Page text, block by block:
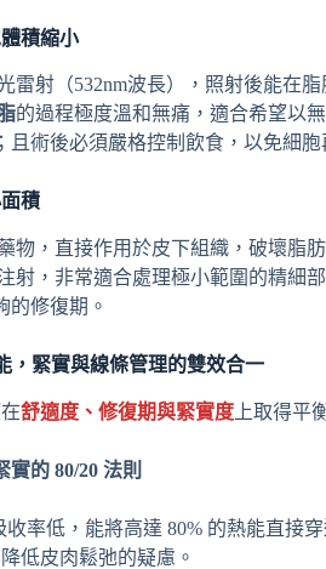
積縮小
雷射（532nm波長），照射後能在
的過程極度溫和無痛，適合希望以
且術後必須嚴格控制飲食，以免細胞
積
物，直接作用於皮下組織，破壞脂
射，非常適合處理極小範圍的精細
的修復期。
，緊實與線條管理的雙效合一
舒適度、修復期與緊實度 上取得平
的 80/20 法則
收率低，能將高達 80% 的熱能直接
低皮肉鬆弛的疑慮。